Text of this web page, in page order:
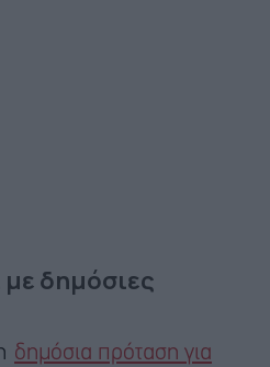
με δημόσιες
δημόσια πρόταση για